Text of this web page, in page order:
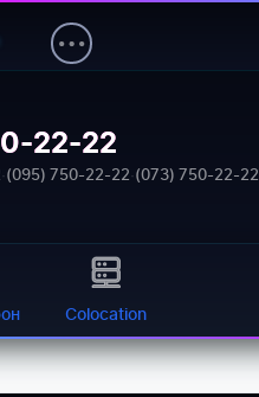
22-22
·(095) 750-22-22·(073) 750-22-22
Colocation